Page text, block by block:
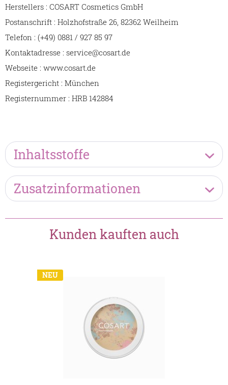
Herstellers : COSART Cosmetics GmbH
Postanschrift : Holzhofstraße 26, 82362 Weilheim
Telefon : (+49) 0881 / 927 85 97
Kontaktadresse : service@cosart.de
Webseite : www.cosart.de
Registergericht : München
Registernummer : HRB 142884
Inhaltsstoffe
Zusatzinformationen
Kunden kauften auch
NEU